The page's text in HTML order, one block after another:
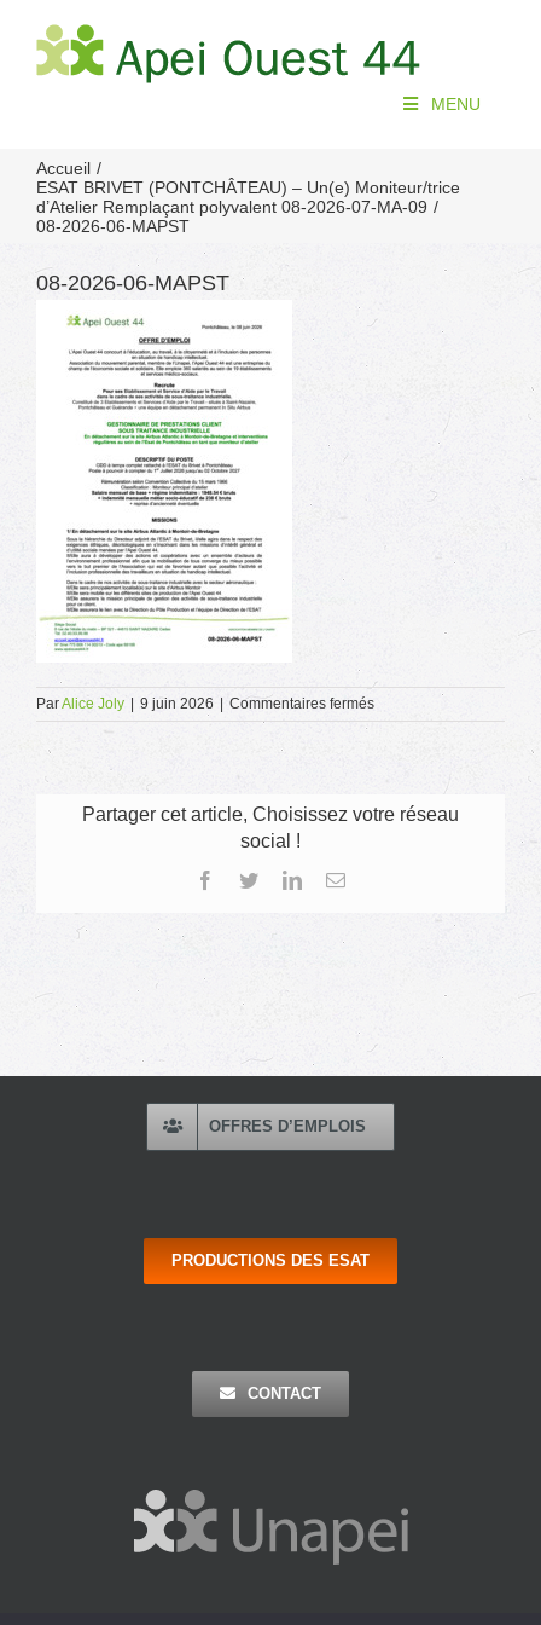
contenu
MENU
Accueil
ESAT BRIVET (PONTCHÂTEAU) – Un(e) Moniteur/trice
d’Atelier Remplaçant polyvalent 08-2026-07-MA-09
08-2026-06-MAPST
08-2026-06-MAPST
ParAlice Joly 9 juin 2026 Commentaires ferméssur
08-
Partager cet article, Choisissez votre réseau
social !
Facebook
TwitterLinkedInEmail
OFFRES D’EMPLOIS
PRODUCTIONS DES ESAT
CONTACT